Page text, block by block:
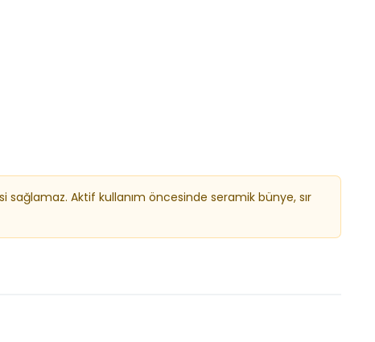
sağlamaz. Aktif kullanım öncesinde seramik bünye, sır